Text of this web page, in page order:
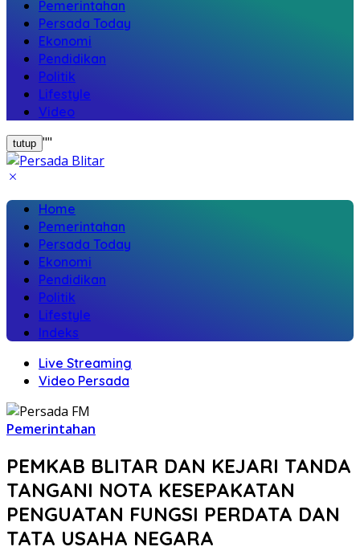
Pemerintahan
Persada Today
Ekonomi
Pendidikan
Politik
Lifestyle
Video
tutup ""
Home
Pemerintahan
Persada Today
Ekonomi
Pendidikan
Politik
Lifestyle
Indeks
Live Streaming
Video Persada
Pemerintahan
PEMKAB BLITAR DAN KEJARI TANDA
TANGANI NOTA KESEPAKATAN
PENGUATAN FUNGSI PERDATA DAN
TATA USAHA NEGARA